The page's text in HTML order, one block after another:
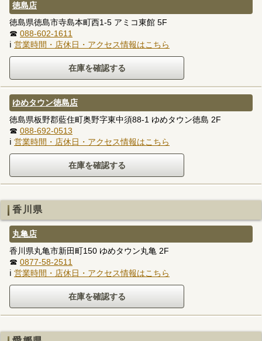
徳島店
徳島県徳島市寺島本町西1-5 アミコ東館 5F
☎ 088-602-1611
ℹ 営業時間・店休日・アクセス情報はこちら
ゆめタウン徳島店
徳島県板野郡藍住町奥野字東中須88-1 ゆめタウン徳島 2F
☎ 088-692-0513
ℹ 営業時間・店休日・アクセス情報はこちら
香川県
丸亀店
香川県丸亀市新田町150 ゆめタウン丸亀 2F
☎ 0877-58-2511
ℹ 営業時間・店休日・アクセス情報はこちら